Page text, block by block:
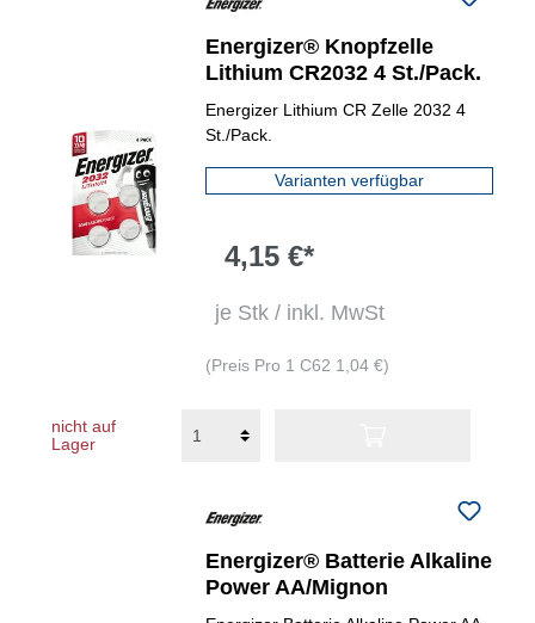
Energizer® Knopfzelle
Lithium CR2032 4 St./Pack.
Energizer Lithium CR Zelle 2032 4
St./Pack.
Varianten verfügbar
4,15 €*
je Stk / inkl. MwSt
(Preis Pro 1 C62 1,04 €)
nicht auf
Lager
Energizer® Batterie Alkaline
Power AA/Mignon